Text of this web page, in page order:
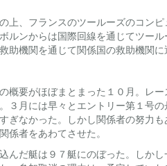
上、フランスのツールーズのコン
ルンからは国際回線を通じてツー
助機関を通じて関係国の救助機関
概要がほぼまとまった１０月。レ
３月には早々とエントリー第１号
ぎなかった。しかし関係者の努力
係者をあわてさせた。
んだ艇は９７艇にのぼった。しか